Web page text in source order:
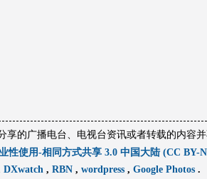
的广播电台、电视台资讯或者转载的内容
性使用-相同方式共享 3.0 中国大陆 (CC BY-
DXwatch , RBN , wordpress , Google Photos .